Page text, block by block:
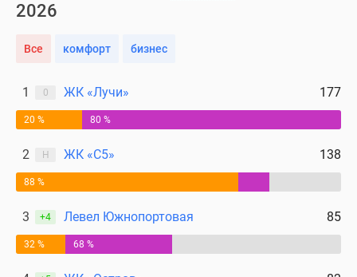
2026
Все комфорт бизнес
1 0 ЖК «Лучи» 177
20 % 80 %
2 Н ЖК «С5» 138
88 %
3 +4 Левел Южнопортовая 85
32 % 68 %